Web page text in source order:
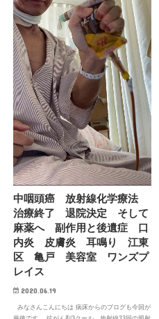
中咽頭癌 放射線化学療法
治療終了 退院決定 そして
麻薬へ 副作用と後遺症 口
内炎 皮膚炎 耳鳴り 江東
区 亀戸 美容室 ワンズプ
レイス
2020.06.19
みなさんこんにちは 病床からのブログも今回が